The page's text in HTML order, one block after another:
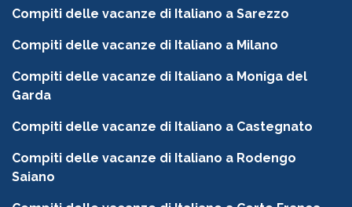
Compiti delle vacanze di Italiano a Sarezzo
Compiti delle vacanze di Italiano a Milano
Compiti delle vacanze di Italiano a Moniga del
Garda
Compiti delle vacanze di Italiano a Castegnato
Compiti delle vacanze di Italiano a Rodengo
Saiano